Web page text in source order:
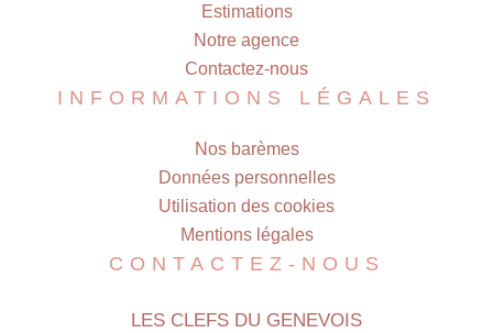
Estimations
Notre agence
Contactez-nous
INFORMATIONS LÉGALES
Nos barèmes
Données personnelles
Utilisation des cookies
Mentions légales
CONTACTEZ-NOUS
LES CLEFS DU GENEVOIS